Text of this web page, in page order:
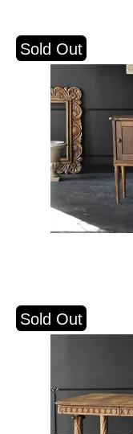
Sold Out
Sold Out